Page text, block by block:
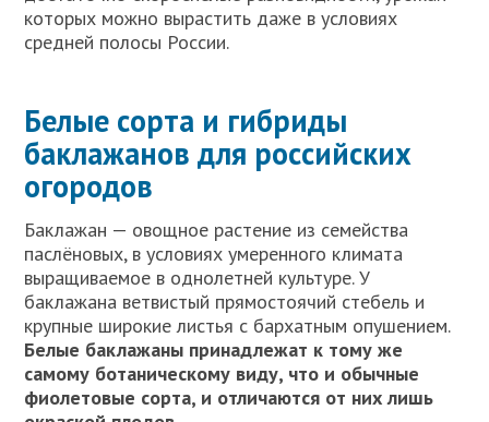
которых можно вырастить даже в условиях
средней полосы России.
Белые сорта и гибриды
баклажанов для российских
огородов
Баклажан — овощное растение из семейства
паслёновых, в условиях умеренного климата
выращиваемое в однолетней культуре. У
баклажана ветвистый прямостоячий стебель и
крупные широкие листья с бархатным опушением.
Белые баклажаны принадлежат к тому же
самому ботаническому виду, что и обычные
фиолетовые сорта, и отличаются от них лишь